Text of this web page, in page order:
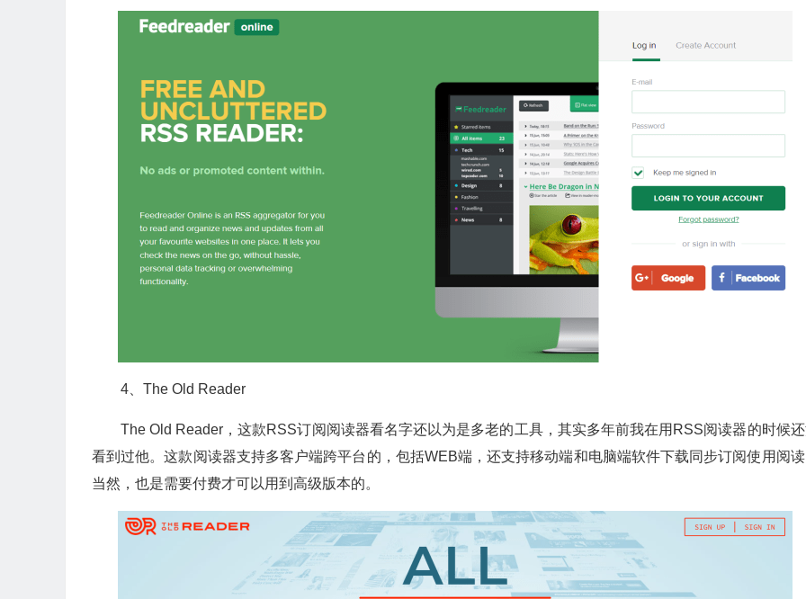
4、The Old Reader
The Old Reader，这款RSS订阅阅读器看名字还以为是多老的工具，其实多年前我在用RSS阅读器的时候
看到过他。这款阅读器支持多客户端跨平台的，包括WEB端，还支持移动端和电脑端软件下载同步订阅使用阅读
当然，也是需要付费才可以用到高级版本的。